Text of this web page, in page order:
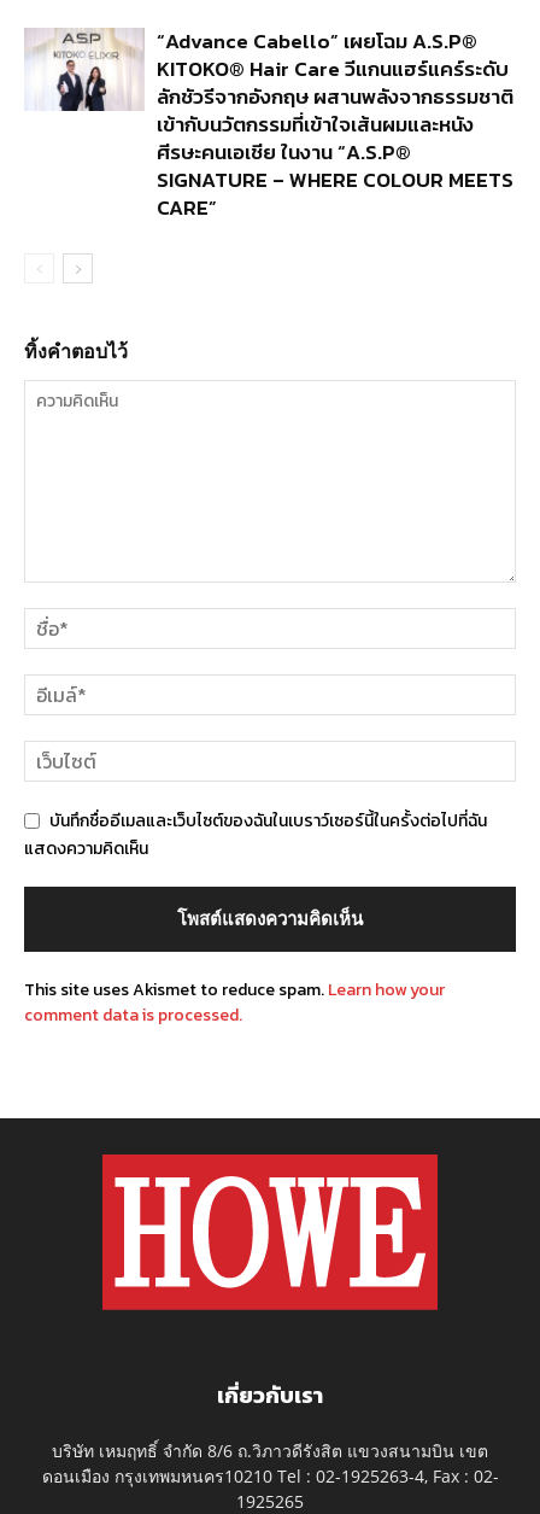
“Advance Cabello” เผยโฉม A.S.P®
KITOKO® Hair Care วีแกนแฮร์แคร์ระดับ
ลักชัวรีจากอังกฤษ ผสานพลังจากธรรมชาติ
เข้ากับนวัตกรรมที่เข้าใจเส้นผมและหนัง
ศีรษะคนเอเชีย ในงาน “A.S.P®
SIGNATURE – WHERE COLOUR MEETS
CARE”
ทิ้งคำตอบไว้
บันทึกชื่ออีเมลและเว็บไซต์ของฉันในเบราว์เซอร์นี้ในครั้งต่อไปที่ฉัน
แสดงความคิดเห็น
This site uses Akismet to reduce spam.Learn how your
comment data is processed.
เกี่ยวกับเรา
บริษัท เหมฤทธิ์ จำกัด 8/6 ถ.วิภาวดีรังสิต แขวงสนามบิน เขต
ดอนเมือง กรุงเทพมหนคร10210 Tel : 02-1925263-4, Fax : 02-
1925265